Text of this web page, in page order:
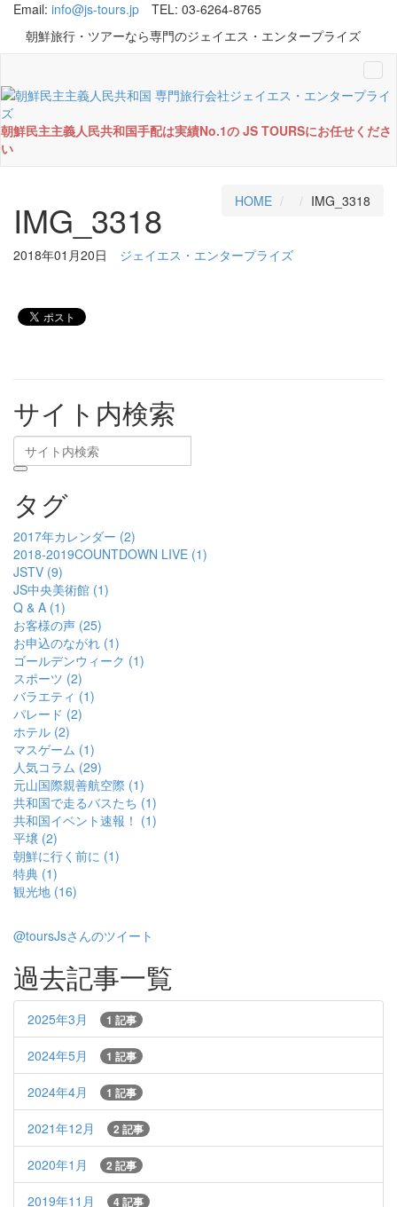
Email: info@js-tours.jp
TEL: 03-6264-8765
朝鮮旅行・ツアーなら専門のジェイエス・エンタープライズ
朝鮮民主主義人民共和国手配は実績No.1の JS TOURSにお任せくださ
い
IMG_3318 HOME IMG_3318
2018年01月20日 ジェイエス・エンタープライズ
サイト内検索
タグ
2017年カレンダー (2)
2018-2019COUNTDOWN LIVE (1)
JSTV (9)
JS中央美術館 (1)
Q & A (1)
お客様の声 (25)
お申込のながれ (1)
ゴールデンウィーク (1)
スポーツ (2)
バラエティ (1)
パレード (2)
ホテル (2)
マスゲーム (1)
人気コラム (29)
元山国際親善航空際 (1)
共和国で走るバスたち (1)
共和国イベント速報！ (1)
平壌 (2)
朝鮮に行く前に (1)
特典 (1)
観光地 (16)
@toursJsさんのツイート
過去記事一覧
2025年3月 1 記事
2024年5月 1 記事
2024年4月 1 記事
2021年12月 2 記事
2020年1月 2 記事
2019年11月 4 記事